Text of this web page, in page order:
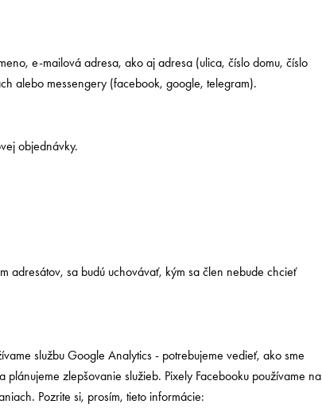
e-mailová adresa, ako aj adresa (ulica, číslo domu, číslo
alebo messengery (facebook, google, telegram).
objednávky.
adresátov, sa budú uchovávať, kým sa člen nebude chcieť
službu Google Analytics - potrebujeme vedieť, ako sme
zlepšovanie služieb. Pixely Facebooku používame na
Pozrite si, prosím, tieto informácie: